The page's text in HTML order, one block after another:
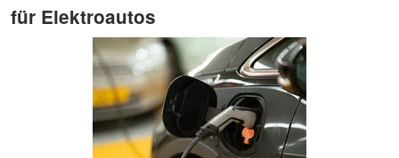
für Elektroautos